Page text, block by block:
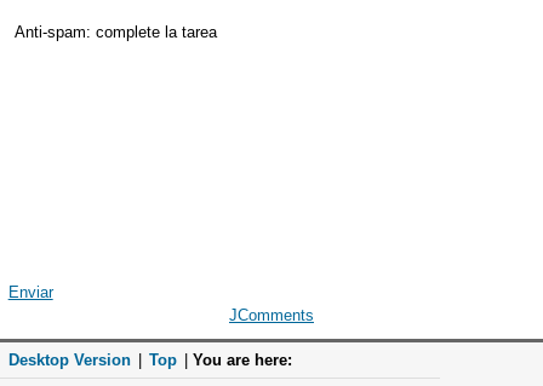
Anti-spam: complete la tarea
Enviar
JComments
Desktop Version Top You are here: